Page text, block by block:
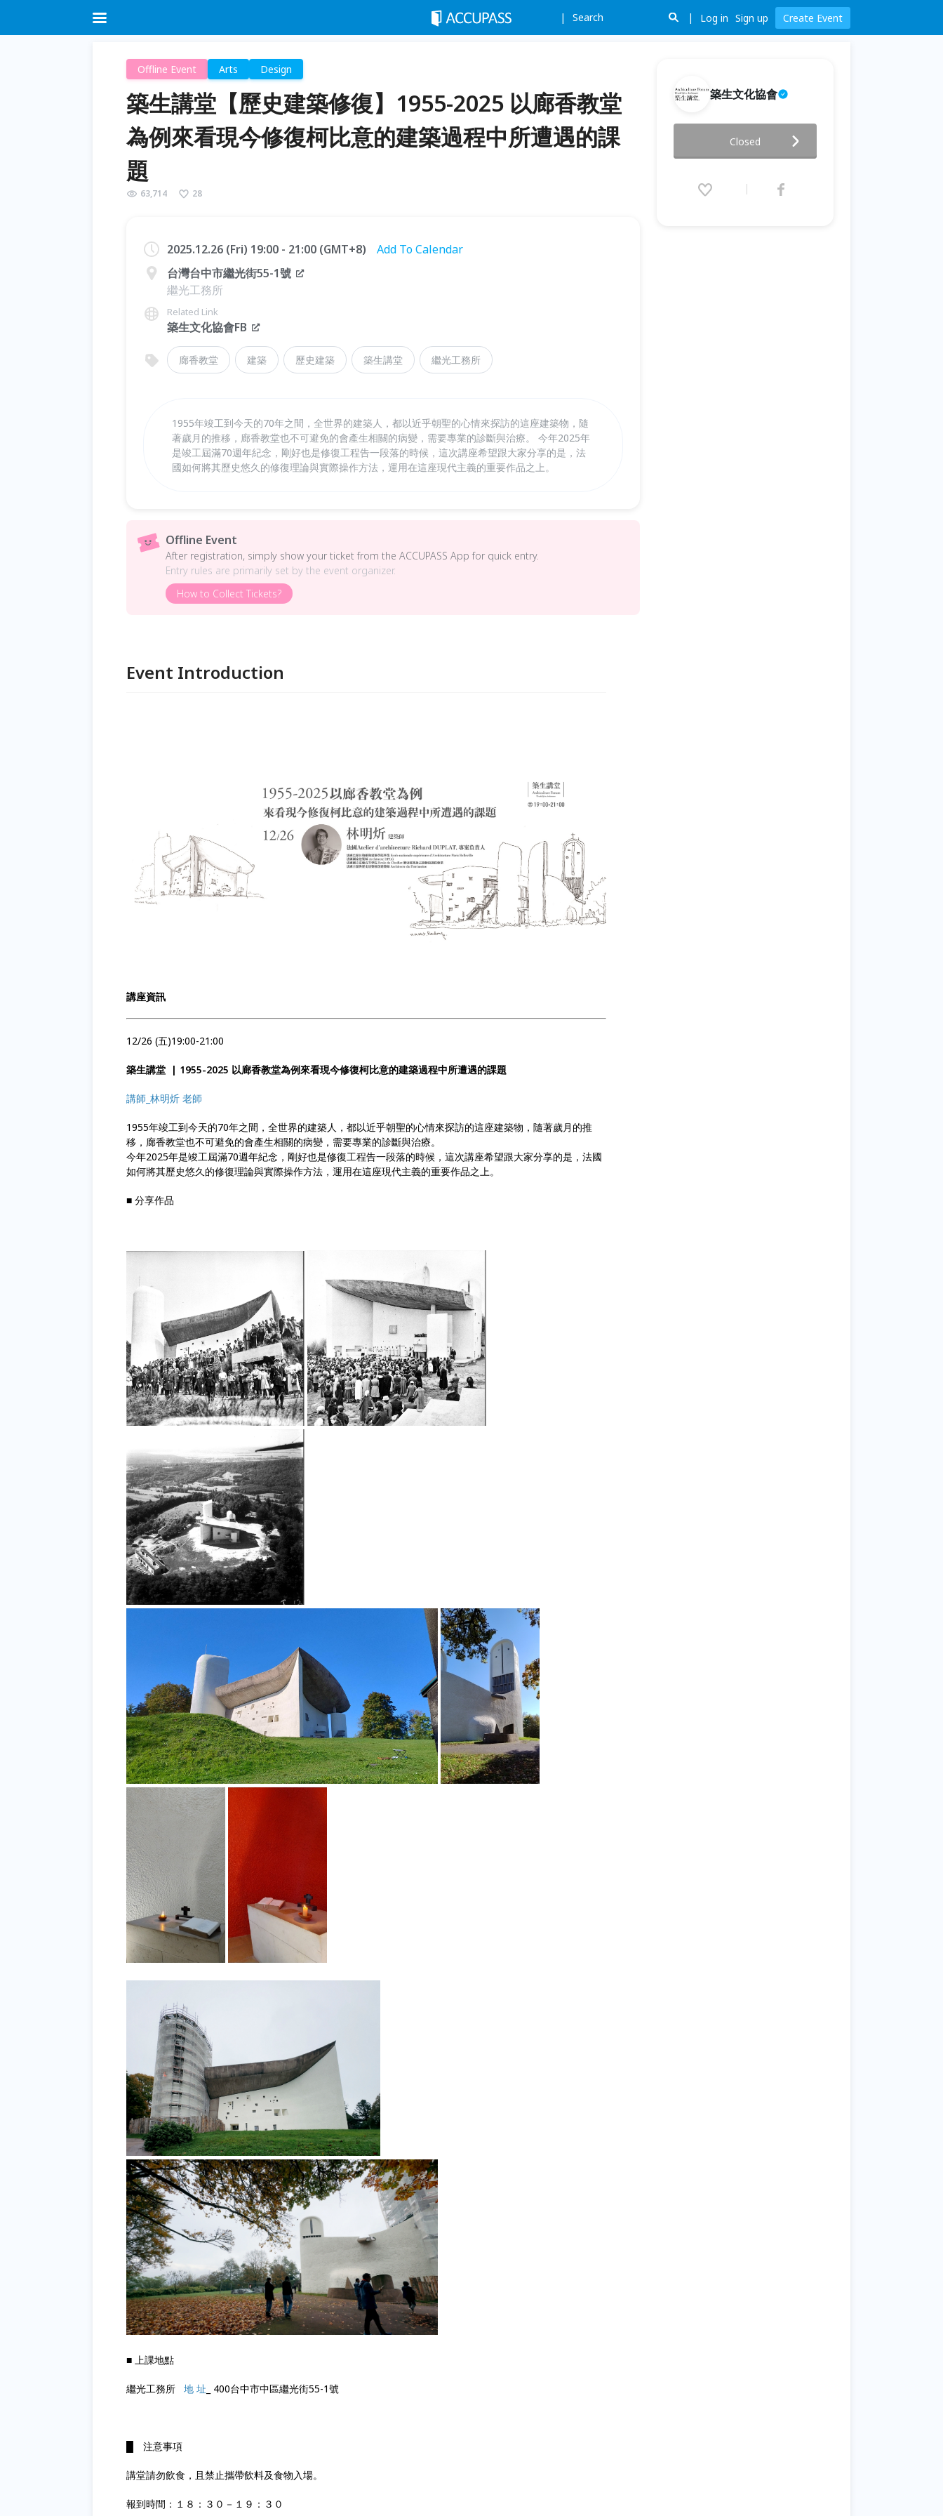
Search Log in Sign up Create Event
Offline Event Arts Design
築生講堂【歷史建築修復】1955-2025 以廊香教堂
為例來看現今修復柯比意的建築過程中所遭遇的課
題
63,714 28
2025.12.26 (Fri) 19:00 - 21:00 (GMT+8)
Add To Calendar
台灣台中市繼光街55-1號
繼光工務所
Related Link
築生文化協會FB
廊香教堂 建築 歷史建築 築生講堂 繼光工務所
1955年竣工到今天的70年之間，全世界的建築人，都以近乎朝聖的心情來探訪的這座建築物，隨
著歲月的推移，廊香教堂也不可避免的會產生相關的病變，需要專業的診斷與治療。 今年2025年
是竣工屆滿70週年紀念，剛好也是修復工程告一段落的時候，這次講座希望跟大家分享的是，法
國如何將其歷史悠久的修復理論與實際操作方法，運用在這座現代主義的重要作品之上。
Offline Event
After registration, simply show your ticket from the ACCUPASS App for quick entry.
Entry rules are primarily set by the event organizer.
How to Collect Tickets?
Event Introduction
講座資訊
12/26 (五)19:00-21:00
築生講堂 | 1955-2025 以廊香教堂為例來看現今修復柯比意的建築過程中所遭遇的課題
講師_林明炘 老師
1955年竣工到今天的70年之間，全世界的建築人，都以近乎朝聖的心情來探訪的這座建築物，隨著歲月的推
移，廊香教堂也不可避免的會產生相關的病變，需要專業的診斷與治療。
今年2025年是竣工屆滿70週年紀念，剛好也是修復工程告一段落的時候，這次講座希望跟大家分享的是，法國
如何將其歷史悠久的修復理論與實際操作方法，運用在這座現代主義的重要作品之上。
■ 分享作品
■ 上課地點
繼光工務所 地 址 _ 400台中市中區繼光街55-1號
█ 注意事項
講堂請勿飲食，且禁止攜帶飲料及食物入場。
報到時間：１８：３０－１９：３０
築生文化協會
1955-2025 以廊香教堂為例來看
現今修復柯比意的建築過程中所
2025.12.26 (Fri) 19:00 - 21:00
Closed